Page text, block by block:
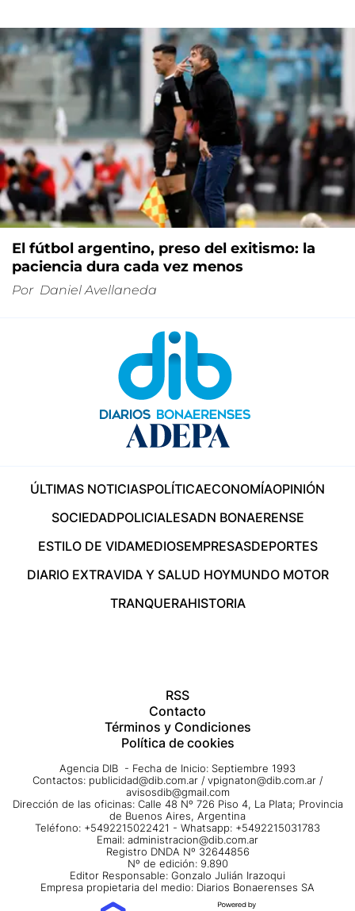
El fútbol argentino, preso del exitismo: la
paciencia dura cada vez menos
Por Daniel Avellaneda
ÚLTIMAS NOTICIASPOLÍTICAECONOMÍAOPINIÓN
SOCIEDADPOLICIALESADN BONAERENSE
ESTILO DE VIDAMEDIOSEMPRESASDEPORTES
DIARIO EXTRAVIDA Y SALUD HOYMUNDO MOTOR
TRANQUERAHISTORIA
RSS
Contacto
Términos y Condiciones
Política de cookies
Agencia DIB - Fecha de Inicio: Septiembre 1993
Contactos: publicidad@dib.com.ar / vpignaton@dib.com.ar /
avisosdib@gmail.com
Dirección de las oficinas: Calle 48 Nº 726 Piso 4, La Plata; Provincia
de Buenos Aires, Argentina
Teléfono: +5492215022421 - Whatsapp: +5492215031783
Email: administracion@dib.com.ar
Registro DNDA Nº 32644856
Nº de edición: 9.890
Editor Responsable: Gonzalo Julián Irazoqui
Empresa propietaria del medio: Diarios Bonaerenses SA